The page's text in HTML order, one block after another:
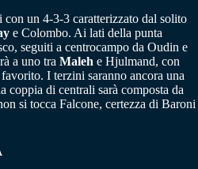
un 4-3-3 caratterizzato dal solito
e Colombo. Ai lati della punta
seguiti a centrocampo da Oudin e
a uno tra Maleh e Hjulmand, con
I terzini saranno ancora una
coppia di centrali sarà composta da
si tocca Falcone, certezza di Baroni